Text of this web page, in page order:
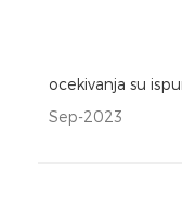
ocekivanja su
Sep-2023